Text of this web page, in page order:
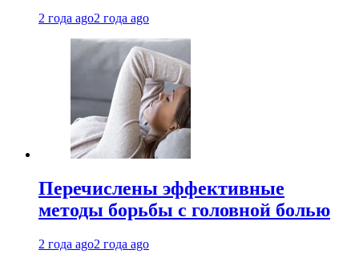
2 года ago2 года ago
Перечислены эффективные
методы борьбы с головной болью
2 года ago2 года ago